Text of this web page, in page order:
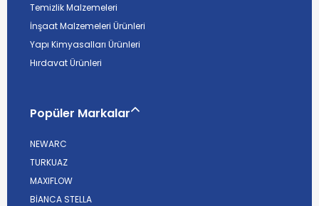
Temizlik Malzemeleri
İnşaat Malzemeleri Ürünleri
Yapı Kimyasalları Ürünleri
Hırdavat Ürünleri
Popüler Markalar
NEWARC
TURKUAZ
MAXIFLOW
BİANCA STELLA